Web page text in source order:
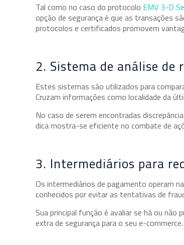
Tal como no caso do protocolo EMV 3-D
opção de segurança é que as transações
protocolos e certificados promovem
2. Sistema de análise de
Estes sistemas são utilizados para
Cruzam informações como localidade da
No caso de serem encontradas
dica mostra-se eficiente no combate de
3. Intermediários para
Os intermediários de pagamento operam
conhecidos por evitar as tentativas de
Sua principal função é avaliar se há ou
extra de segurança para o seu e-commerce.